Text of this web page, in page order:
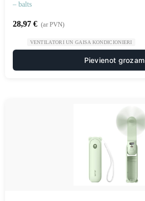
– balts
28,97 € (ar PVN)
VENTILATORI UN GAISA KONDICIONIERI
Pievienot grozam